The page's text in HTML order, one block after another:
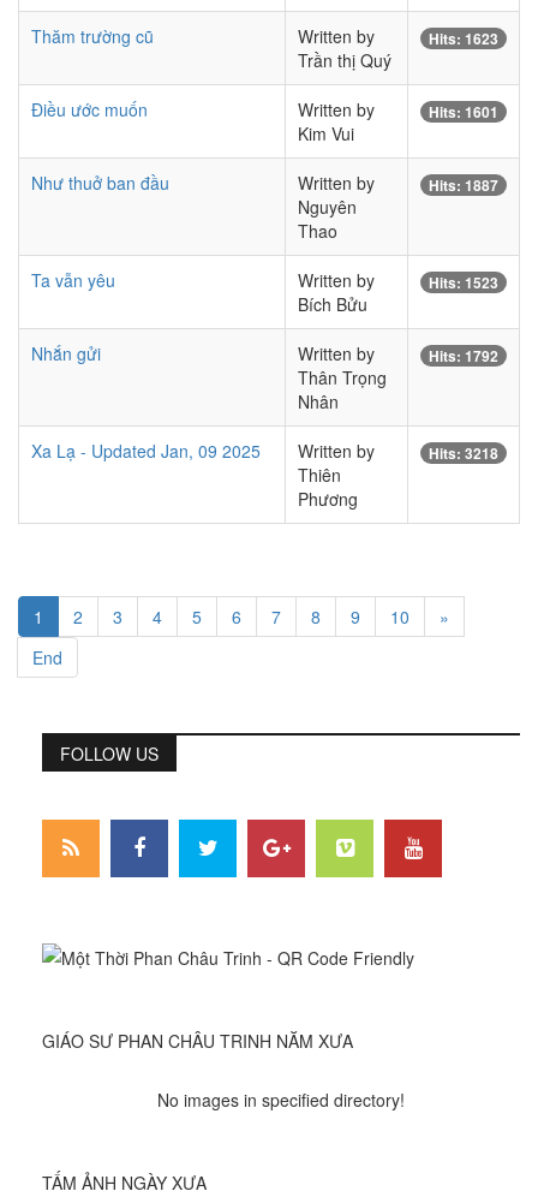
Thăm trường cũ
Written by
Trần thị Quý
Hits: 1623
Điều ước muốn
Written by
Kim Vui
Hits: 1601
Như thuở ban đầu
Written by
Nguyên
Thao
Hits: 1887
Ta vẫn yêu
Written by
Bích Bửu
Hits: 1523
Nhắn gửi
Written by
Thân Trọng
Nhân
Hits: 1792
Xa Lạ - Updated Jan, 09 2025
Written by
Thiên
Phương
Hits: 3218
1 2 3 4 5 6 7 8 9 10
»
End
FOLLOW US
GIÁO SƯ PHAN CHÂU TRINH NĂM XƯA
No images in specified directory!
TẤM ẢNH NGÀY XƯA